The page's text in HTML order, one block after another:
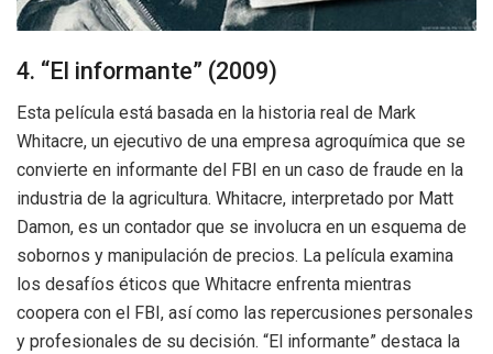
4. “El informante” (2009)
Esta película está basada en la historia real de Mark
Whitacre, un ejecutivo de una empresa agroquímica que se
convierte en informante del FBI en un caso de fraude en la
industria de la agricultura. Whitacre, interpretado por Matt
Damon, es un contador que se involucra en un esquema de
sobornos y manipulación de precios. La película examina
los desafíos éticos que Whitacre enfrenta mientras
coopera con el FBI, así como las repercusiones personales
y profesionales de su decisión. “El informante” destaca la